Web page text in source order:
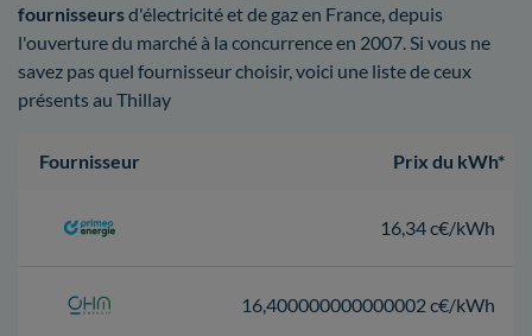
fournisseursd'électricité et de gaz en France, depuis
l'ouverture du marché à la concurrence en 2007. Si vous ne
savez pas quel fournisseur choisir, voici une liste de ceux
présents au Thillay
Fournisseur Prix du kWh*
16,34 c€/kWh
16,400000000000002 c€/kWh